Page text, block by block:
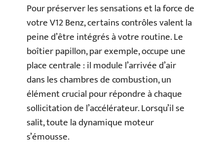
Pour préserver les sensations et la force de
votre V12 Benz, certains contrôles valent la
peine d’être intégrés à votre routine. Le
boîtier papillon, par exemple, occupe une
place centrale : il module l’arrivée d’air
dans les chambres de combustion, un
élément crucial pour répondre à chaque
sollicitation de l’accélérateur. Lorsqu’il se
salit, toute la dynamique moteur
s’émousse.